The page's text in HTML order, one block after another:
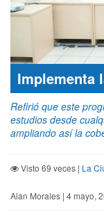
Implementa
Refirió que este
estudios desde
ampliando así la
Visto 69 veces | La
Alan Morales | 4 mayo,